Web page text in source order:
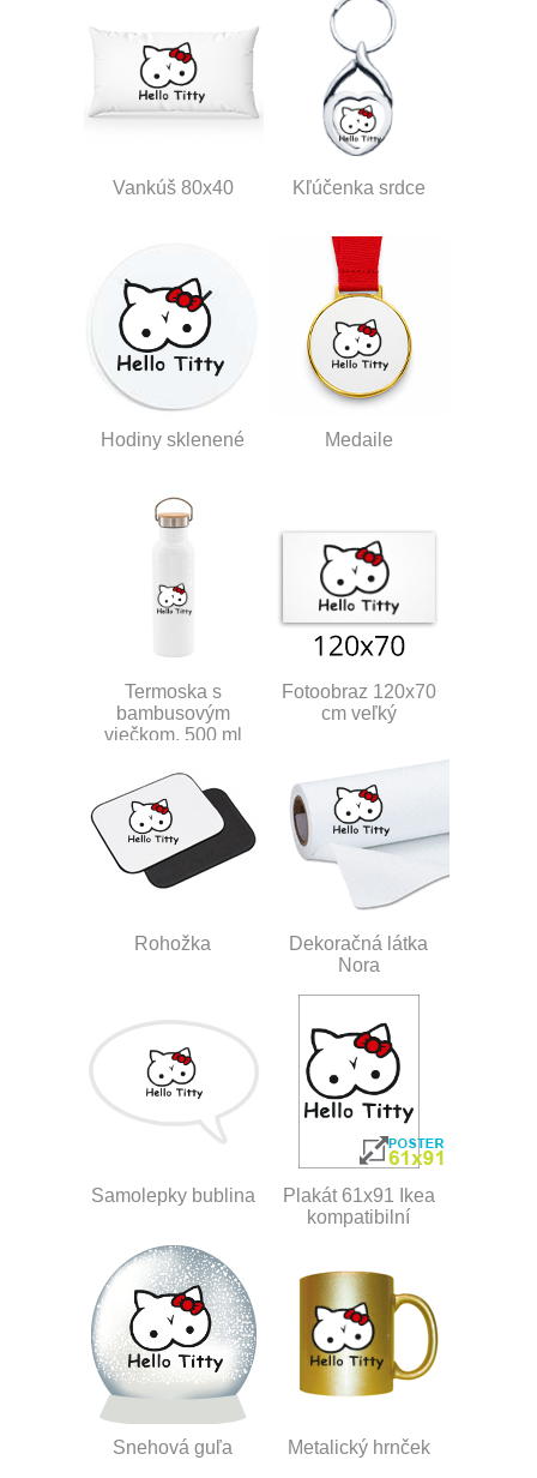
Vankúš 80x40 Kľúčenka srdce
Hodiny sklenené Medaile
Termoska s
bambusovým
viečkom, 500 ml
Fotoobraz 120x70
cm veľký
Rohožka
Dekoračná látka
Nora
Samolepky bublina
Plakát 61x91 Ikea
kompatibilní
Snehová guľa Metalický hrnček